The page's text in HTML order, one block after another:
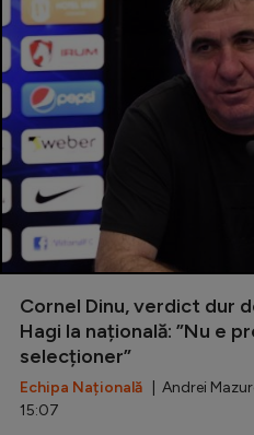
Cornel Dinu, verdict dur
Hagi la națională: ”Nu e
selecționer”
Echipa Națională | Andrei
15:07